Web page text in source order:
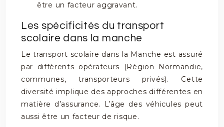
être un facteur aggravant.
Les spécificités du transport
scolaire dans la manche
Le transport scolaire dans la Manche est assuré
par différents opérateurs (Région Normandie,
communes, transporteurs privés). Cette
diversité implique des approches différentes en
matière d’assurance. L’âge des véhicules peut
aussi être un facteur de risque.